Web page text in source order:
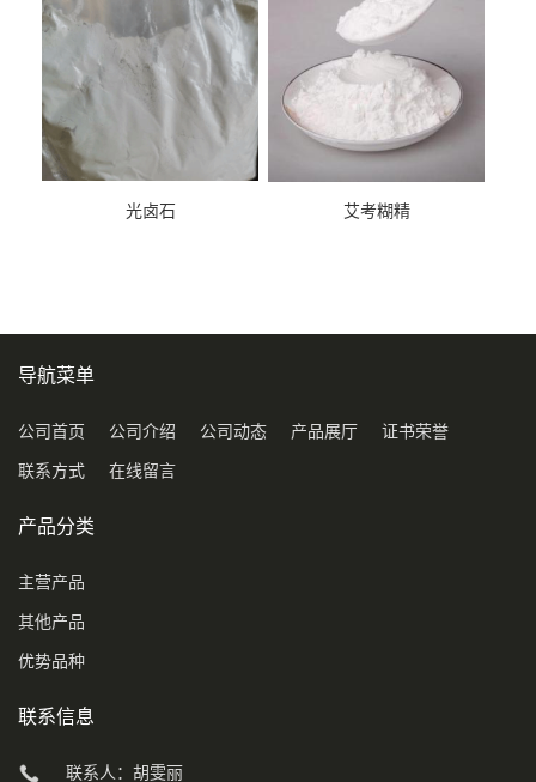
光卤石 艾考糊精
导航菜单
公司首页 公司介绍 公司动态 产品展厅 证书荣誉
联系方式 在线留言
产品分类
主营产品
其他产品
优势品种
联系信息
联系人：胡雯丽